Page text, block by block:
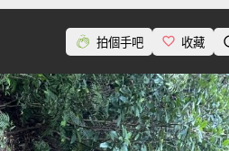
拍個手吧 收藏